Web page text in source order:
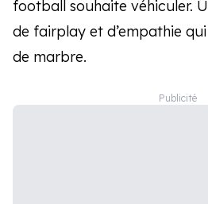
football souhaite véhiculer.
de fairplay et d’empathie
de marbre.